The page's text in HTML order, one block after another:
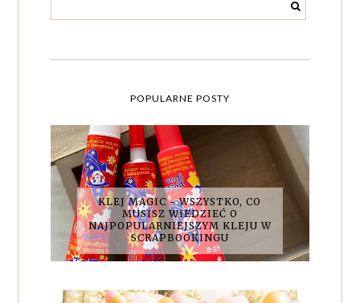
POPULARNE POSTY
KLEJ MAGIC - WSZYSTKO, CO
MUSISZ WIEDZIEĆ O
NAJPOPULARNIEJSZYM KLEJU W
SCRAPBOOKINGU